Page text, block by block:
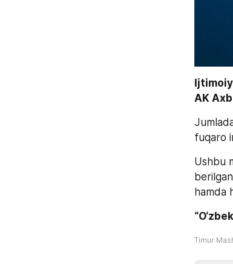
AK
fuqaro
Ushbu
hamda
Timur